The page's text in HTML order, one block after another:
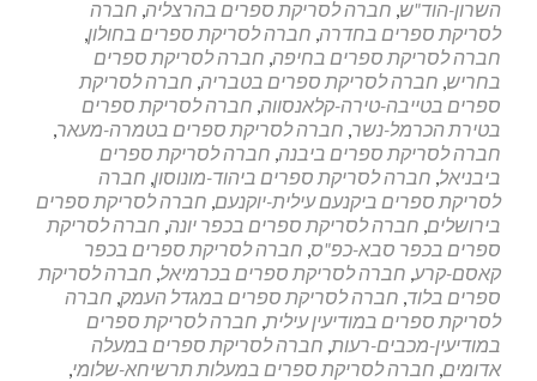
השרון-הוד"ש, חברה לסריקת ספרים בהרצליה, חברה
לסריקת ספרים בחדרה, חברה לסריקת ספרים בחולון,
חברה לסריקת ספרים בחיפה, חברה לסריקת ספרים
בחריש, חברה לסריקת ספרים בטבריה, חברה לסריקת
ספרים בטייבה-טירה-קלאנסווה, חברה לסריקת ספרים
בטירת הכרמל-נשר, חברה לסריקת ספרים בטמרה-מעאר,
חברה לסריקת ספרים ביבנה, חברה לסריקת ספרים
ביבניאל, חברה לסריקת ספרים ביהוד-מונוסון, חברה
לסריקת ספרים ביקנעם עילית-יוקנעם, חברה לסריקת ספרים
בירושלים, חברה לסריקת ספרים בכפר יונה, חברה לסריקת
ספרים בכפר סבא-כפ"ס, חברה לסריקת ספרים בכפר
קאסם-קרע, חברה לסריקת ספרים בכרמיאל, חברה לסריקת
ספרים בלוד, חברה לסריקת ספרים במגדל העמק, חברה
לסריקת ספרים במודיעין עילית, חברה לסריקת ספרים
במודיעין-מכבים-רעות, חברה לסריקת ספרים במעלה
אדומים, חברה לסריקת ספרים במעלות תרשיחא-שלומי,